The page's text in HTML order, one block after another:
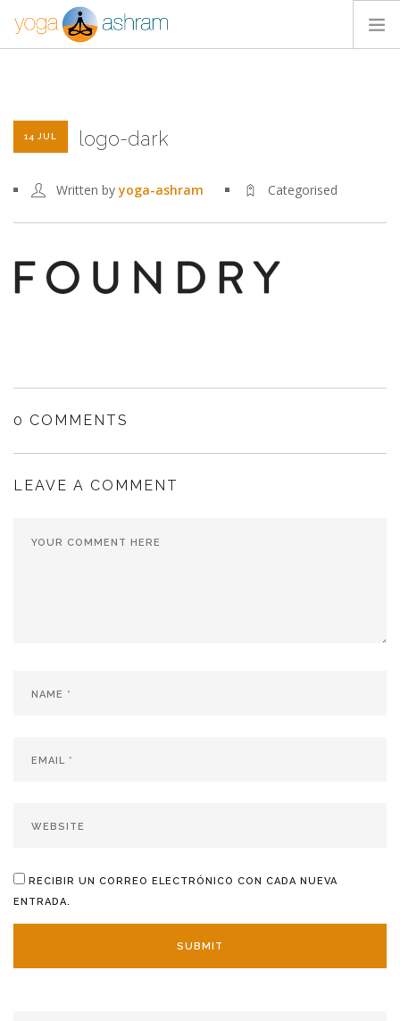
BLOG
14 JUL logo-dark
Written byyoga-ashram Categorised
0 COMMENTS
LEAVE A COMMENT
RECIBIR UN CORREO ELECTRÓNICO CON CADA NUEVA
ENTRADA.